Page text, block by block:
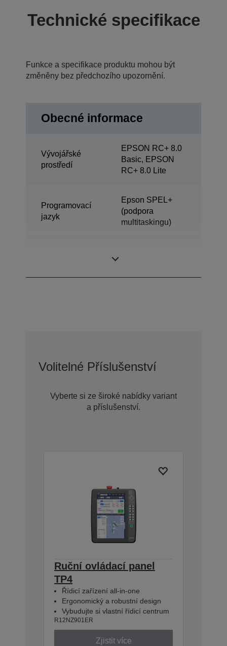
Technické specifikace
Funkce a specifikace produktu mohou být
změněny bez předchozího upozornění.
Obecné informace
Vývojářské
prostředí
EPSON RC+ 8.0
Basic, EPSON
RC+ 8.0 Lite
Programovací
jazyk
Epson SPEL+
(podpora
multitaskingu)
Volitelné Příslušenství
Vyberte si ze široké nabídky variant
a příslušenství.
Ruční ovládací panel
TP4
Řídicí zařízení all-in-one
Ergonomický a robustní design
Vybudujte si vlastní řídicí centrum
R12NZ901ER
Zjistit více